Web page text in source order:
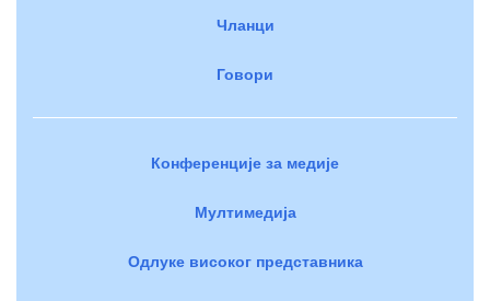
Чланци
Говори
Конференције за медије
Мултимедија
Одлуке високог представника